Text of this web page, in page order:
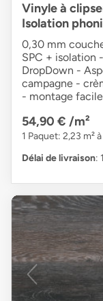
Vinyle à
Isolation
0,30 mm
SPC + isolation
DropDown -
campagne -
- montage
54,90 € /m²
1 Paquet: 2,23 m²
Délai de livraison: